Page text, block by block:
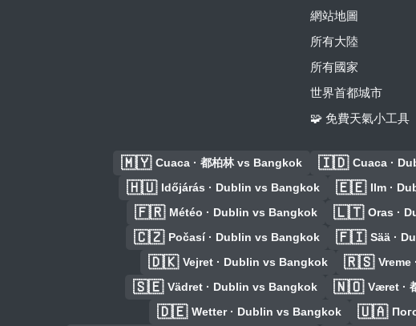
網站地圖
所有大陸
所有國家
世界首都城市
🧩 免費天氣小工具
🇲🇾 Cuaca · 都柏林 vs Bangkok 🇮🇩 Cuaca ·
🇭🇺 Időjárás · Dublin vs Bangkok 🇪🇪 Ilm ·
🇫🇷 Météo · Dublin vs Bangkok 🇱🇹 Oras ·
🇨🇿 Počasí · Dublin vs Bangkok 🇫🇮 Sää ·
🇩🇰 Vejret · Dublin vs Bangkok 🇷🇸 Vreme
🇸🇪 Vädret · Dublin vs Bangkok 🇳🇴 Været ·
🇩🇪 Wetter · Dublin vs Bangkok 🇺🇦